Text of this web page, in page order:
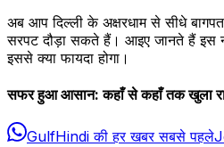
अब आप दिल्ली के अक्षरधाम से सीधे
सरपट दौड़ा सकते हैं। आइए जानते हैं
इससे क्या फायदा होगा।
सफर हुआ आसान: कहाँ से कहाँ तक खुला
GulfHindi की हर खबर सबसे पहले